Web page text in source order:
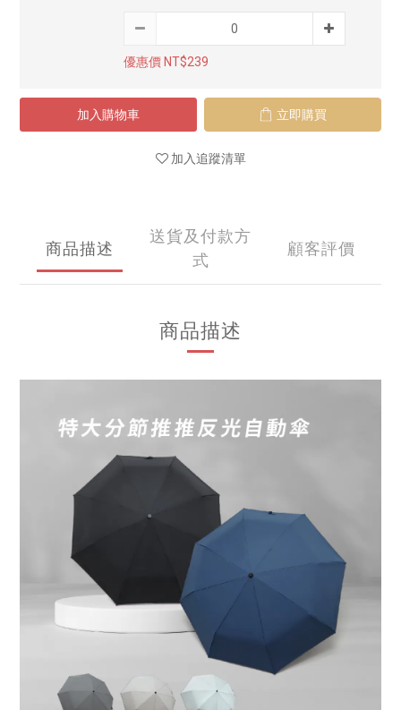
優惠價 NT$239
加入購物車 立即購買
加入追蹤清單
商品描述
送貨及付款方
式
顧客評價
商品描述